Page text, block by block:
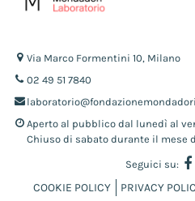
Via Marco Formentini 10, Milano
02 49 51 7840
Aperto al pubblico dal lunedì al
Chiuso di sabato durante il mese
Seguici su:
COOKIE POLICY PRIVACY